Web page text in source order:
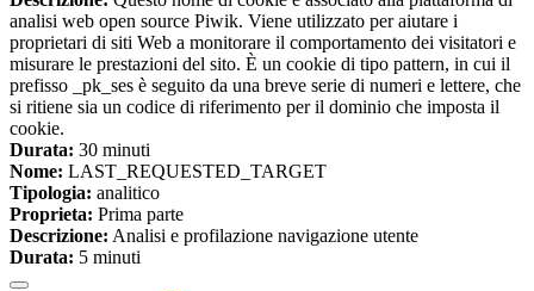
analisi web open source Piwik. Viene utilizzato per aiutare i
proprietari di siti Web a monitorare il comportamento dei visitatori e
misurare le prestazioni del sito. È un cookie di tipo pattern, in cui il
prefisso _pk_ses è seguito da una breve serie di numeri e lettere, che
si ritiene sia un codice di riferimento per il dominio che imposta il
cookie.
Durata: 30 minuti
Nome: LAST_REQUESTED_TARGET
Tipologia: analitico
Proprieta: Prima parte
Descrizione: Analisi e profilazione navigazione utente
Durata: 5 minuti